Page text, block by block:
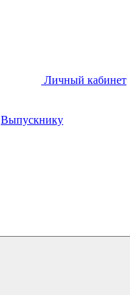
Личный кабинет
Выпускнику